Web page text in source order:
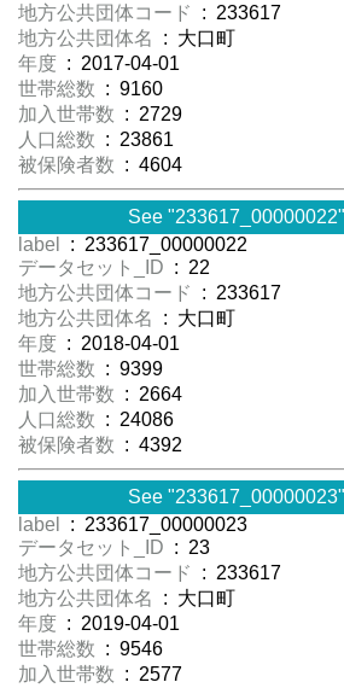
地方公共団体コード
: 233617
地方公共団体名
: 大口町
年度 : 2017-04-01
世帯総数 : 9160
加入世帯数 : 2729
人口総数 : 23861
被保険者数 : 4604
See
label
: 233617_00000022
データセット_ID : 22
地方公共団体コード
: 233617
地方公共団体名
: 大口町
年度 : 2018-04-01
世帯総数 : 9399
加入世帯数 : 2664
人口総数 : 24086
被保険者数 : 4392
See
label
: 233617_00000023
データセット_ID : 23
地方公共団体コード
: 233617
地方公共団体名
: 大口町
年度 : 2019-04-01
世帯総数 : 9546
加入世帯数 : 2577